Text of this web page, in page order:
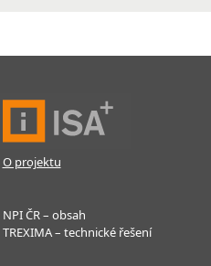
O projektu
NPI ČR – obsah
TREXIMA – technické řešení